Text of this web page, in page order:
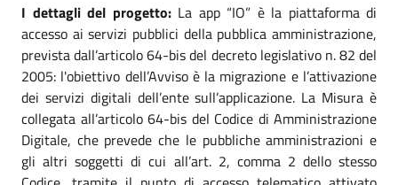
I dettagli del progetto:La app “IO” è la piattaforma di
accesso ai servizi pubblici della pubblica amministrazione,
prevista dall’articolo 64-bis del decreto legislativo n. 82 del
2005: l'obiettivo dell’Avviso è la migrazione e l’attivazione
dei servizi digitali dell’ente sull’applicazione. La Misura è
collegata all’articolo 64-bis del Codice di Amministrazione
Digitale, che prevede che le pubbliche amministrazioni e
gli altri soggetti di cui all’art. 2, comma 2 dello stesso